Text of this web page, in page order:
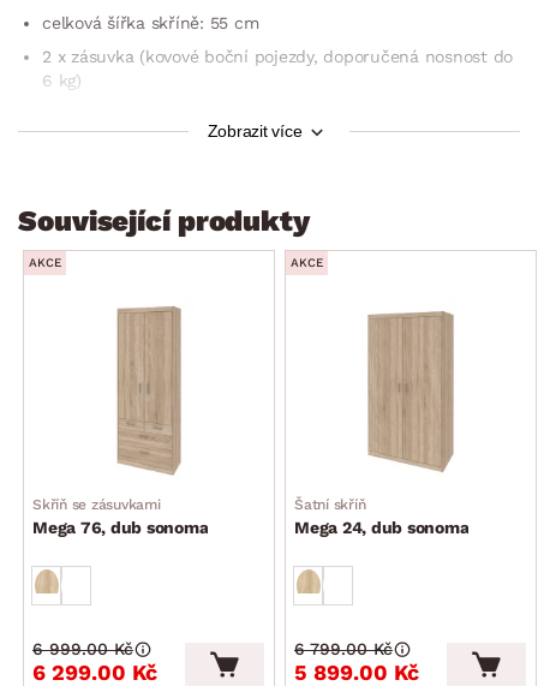
celková šířka skříně: 55 cm
2 x zásuvka (kovové boční pojezdy, doporučená nosnost do
6 kg)
lze kombinovat i s dalšími díly variabilního programu Mega
vyrobeno na Slovensku
kvalitní zpracování
dodáváno v demontu
Zobrazit více
Související produkty
AKCE
Skříň se zásuvkami
Mega 76, dub sonoma
6 299.00 Kč
6 999.00 Kč
AKCE
Šatní skříň
Mega 24, dub sonoma
5 899.00 Kč
6 799.00 Kč